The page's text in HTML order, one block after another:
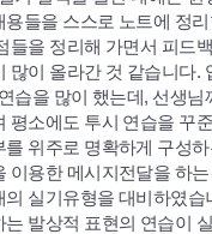
들을 스스로 노트에 정
들을 정리해 가면서 피드
많이 올라간 것 같습니다.
습을 많이 했는데, 선생님
평소에도 투시 연습을 꾸
를 위주로 명확하게 구성
이용한 메시지전달을 하
실기유형을 대비하였습
발상적 표현의 연습이